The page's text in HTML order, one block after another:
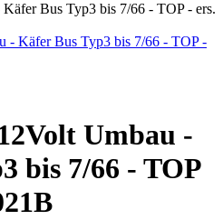
Bus Typ3 bis 7/66 - TOP - ers.
Umbau -
bis 7/66 - TOP